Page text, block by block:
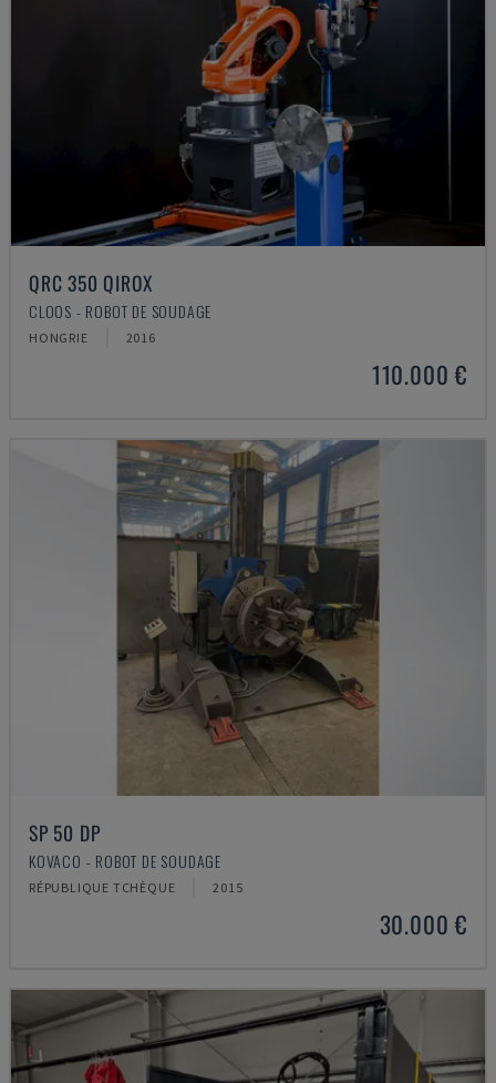
QRC 350 QIROX
CLOOS - ROBOT DE SOUDAGE
HONGRIE 2016
110.000 €
SP 50 DP
KOVACO - ROBOT DE SOUDAGE
RÉPUBLIQUE TCHÈQUE 2015
30.000 €